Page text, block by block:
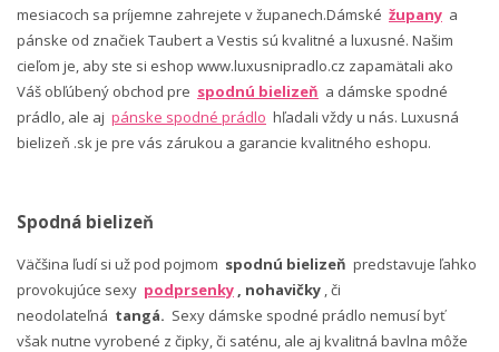
mesiacoch sa príjemne zahrejete v županech.Dámské župany a
pánske od značiek Taubert a Vestis sú kvalitné a luxusné. Našim
cieľom je, aby ste si eshop www.luxusnipradlo.cz zapamätali ako
Váš obľúbený obchod pre spodnú bielizeň a dámske spodné
prádlo, ale aj pánske spodné prádlo hľadali vždy u nás. Luxusná
bielizeň .sk je pre vás zárukou a garancie kvalitného eshopu.
Spodná bielizeň
Väčšina ľudí si už pod pojmom spodnú bielizeň predstavuje ľahko
provokujúce sexy podprsenky , nohavičky , či
neodolateľná tangá. Sexy dámske spodné prádlo nemusí byť
však nutne vyrobené z čipky, či saténu, ale aj kvalitná bavlna môže